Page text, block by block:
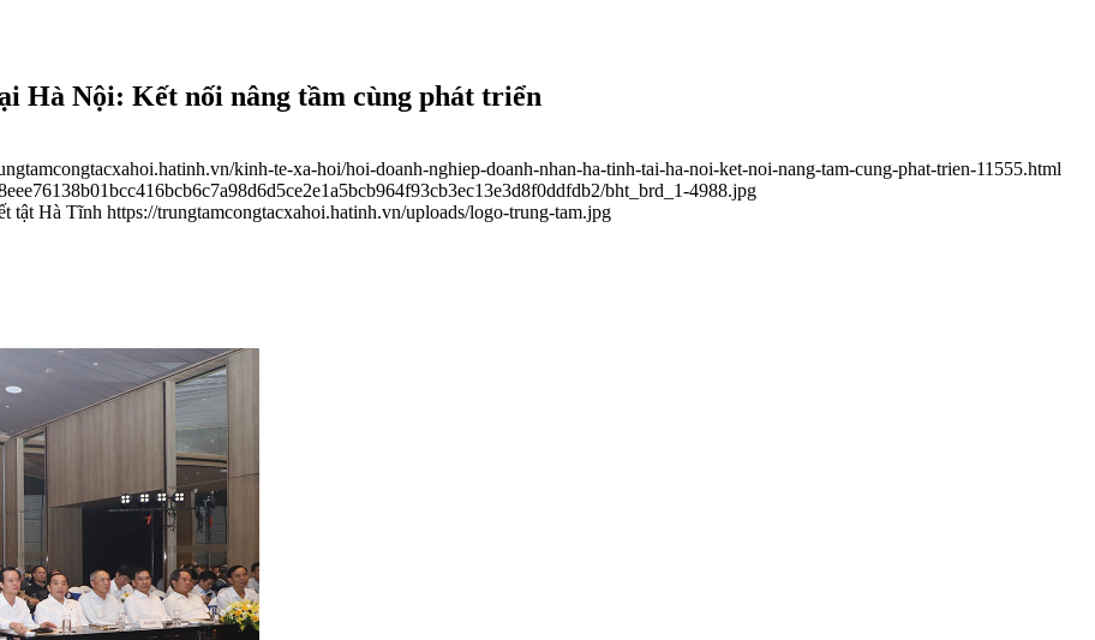
Hà Nội: Kết nối nâng tầm cùng phát triển
kinh-te-xa-hoi/hoi-doanh-nghiep-doanh-nhan-ha-tinh-tai-ha-noi-ket-noi-nang-tam-cung-phat-trien-11555.html
bht_brd_1-4988.jpg
tật Hà Tĩnh https://trungtamcongtacxahoi.hatinh.vn/uploads/logo-trung-tam.jpg